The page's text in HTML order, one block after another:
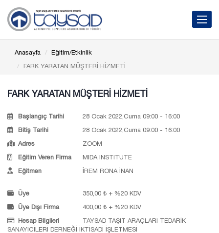
Toggle
Anasayfa
Eğitim/Etkinlik
FARK YARATAN MÜŞTERİ HİZMETİ
FARK YARATAN MÜŞTERİ HİZMETİ
Başlangıç Tarihi
28 Ocak 2022,Cuma 09:00 - 16:00
Bitiş Tarihi
28 Ocak 2022,Cuma 09:00 - 16:00
Adres
ZOOM
Eğitim Veren Firma
MIDA INSTITUTE
Eğitmen
İREM RONA İNAN
Üye
350,00 ₺ + %20 KDV
Üye Dışı Firma
400,00 ₺ + %20 KDV
Hesap Bilgileri
TAYSAD TAŞIT ARAÇLARI TEDARİK
SANAYİCİLERİ DERNEĞİ İKTİSADİ İŞLETMESİ